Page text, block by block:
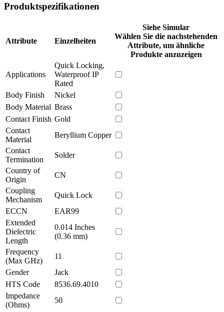
Produktspezifikationen
Attribute Einzelheiten
Siehe Simular
Wählen Sie die nachstehenden
Attribute, um ähnliche
Produkte anzuzeigen
Applications
Quick Locking,
Waterproof IP
Rated
Body Finish
Nickel
Body Material Brass
Contact Finish Gold
Contact
Material
Beryllium Copper
Contact
Termination
Solder
Country of
Origin
CN
Coupling
Mechanism
Quick Lock
ECCN
EAR99
Extended
Dielectric
Length
0.014 Inches
(0.36 mm)
Frequency
(Max GHz)
11
Gender
Jack
HTS Code
8536.69.4010
Impedance
(Ohms)
50